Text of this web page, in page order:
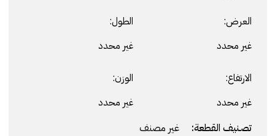
العرض:
غير محدد
الطول:
غير محدد
الارتفاع:
غير محدد
الوزن:
غير محدد
تصنيف القطعة: غير مصنف